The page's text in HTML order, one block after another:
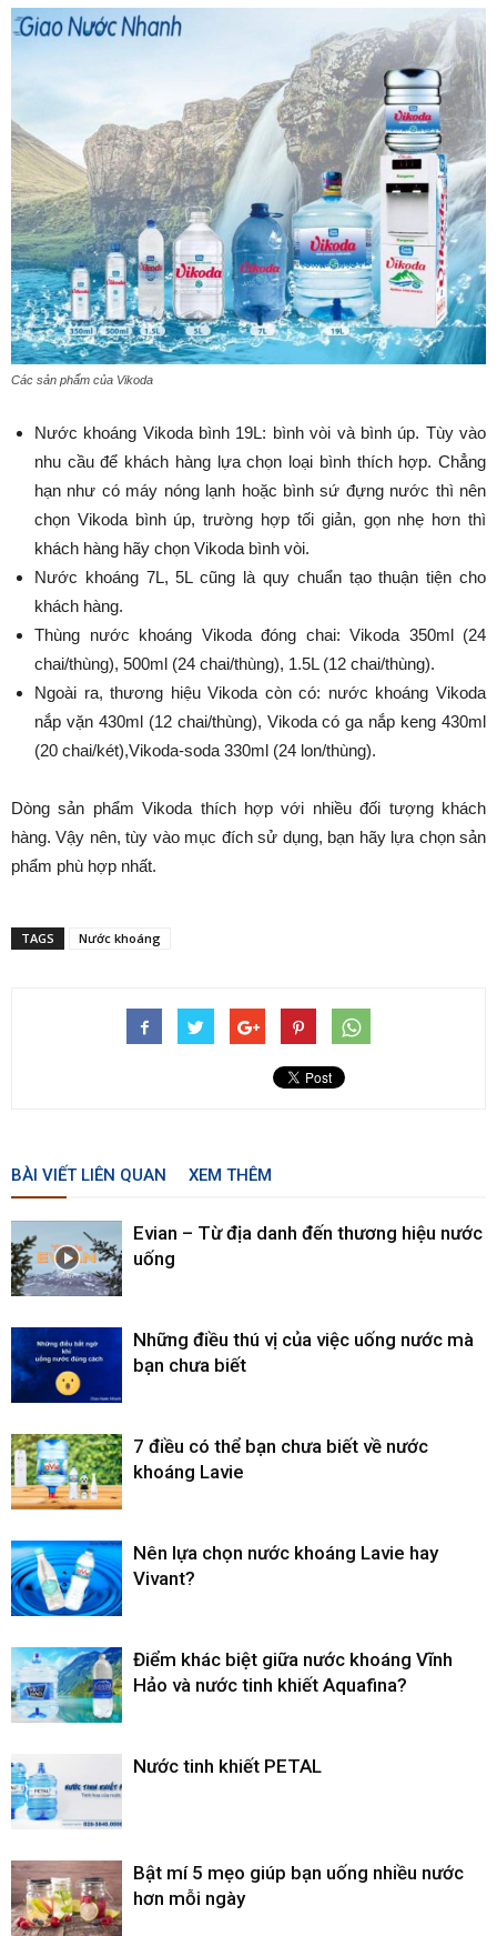
Các sản phẩm của Vikoda
Nước khoáng Vikoda bình 19L: bình vòi và bình úp. Tùy vào
nhu cầu để khách hàng lựa chọn loại bình thích hợp. Chẳng
hạn như có máy nóng lạnh hoặc bình sứ đựng nước thì nên
chọn Vikoda bình úp, trường hợp tối giản, gọn nhẹ hơn thì
khách hàng hãy chọn Vikoda bình vòi.
Nước khoáng 7L, 5L cũng là quy chuẩn tạo thuận tiện cho
khách hàng.
Thùng nước khoáng Vikoda đóng chai: Vikoda 350ml (24
chai/thùng), 500ml (24 chai/thùng), 1.5L (12 chai/thùng).
Ngoài ra, thương hiệu Vikoda còn có: nước khoáng Vikoda
nắp vặn 430ml (12 chai/thùng), Vikoda có ga nắp keng 430ml
(20 chai/két),Vikoda-soda 330ml (24 lon/thùng).
Dòng sản phẩm Vikoda thích hợp với nhiều đối tượng khách
hàng. Vậy nên, tùy vào mục đích sử dụng, bạn hãy lựa chọn sản
phẩm phù hợp nhất.
TAGS Nước khoáng
BÀI VIẾT LIÊN QUAN XEM THÊM
Evian – Từ địa danh đến thương hiệu nước
uống
Những điều thú vị của việc uống nước mà
bạn chưa biết
7 điều có thể bạn chưa biết về nước
khoáng Lavie
Nên lựa chọn nước khoáng Lavie hay
Vivant?
Điểm khác biệt giữa nước khoáng Vĩnh
Hảo và nước tinh khiết Aquafina?
Nước tinh khiết PETAL
Bật mí 5 mẹo giúp bạn uống nhiều nước
hơn mỗi ngày